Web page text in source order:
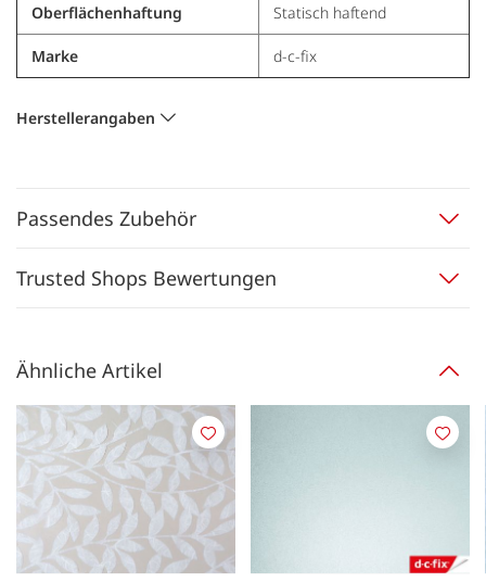
Oberflächenhaftung Statisch haftend
Marke d-c-fix
Herstellerangaben
Passendes Zubehör
Trusted Shops Bewertungen
Ähnliche Artikel
Merken